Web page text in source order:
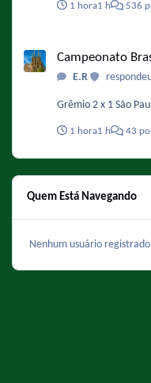
1 hora1 h 536
Campeonato
E.R
Grêmio 2 x 1 São
1 hora1 h 43
Quem Está Navegando
Nenhum usuário